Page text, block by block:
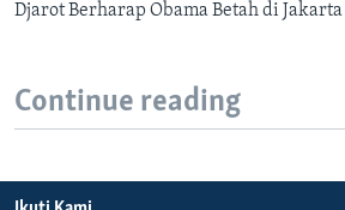
Djarot Berharap Obama Betah di Jakarta
Continue reading